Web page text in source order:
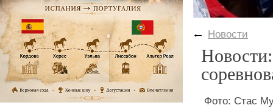
← Новости
Фото: Стас